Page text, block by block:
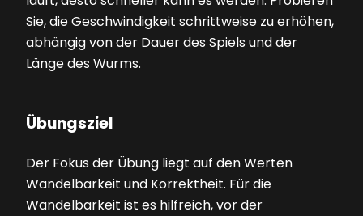
Sie, die Geschwindigkeit schrittweise zu erhöhen,
abhängig von der Dauer des Spiels und der
Länge des Wurms.
Übungsziel
Der Fokus der Übung liegt auf den Werten
Wandelbarkeit und Korrektheit. Für die
Wandelbarkeit ist es hilfreich, vor der